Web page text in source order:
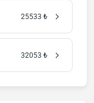
25533 ₺
32053 ₺